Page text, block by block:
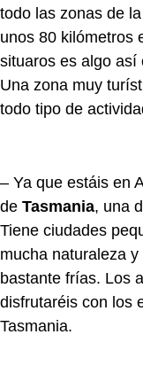
todo las zonas de la
unos 80 kilómetros
situaros es algo así
Una zona muy
todo tipo de
– Ya que estáis en
de Tasmania, una
Tiene ciudades
mucha naturaleza
bastante frías. Los
disfrutaréis con los
Tasmania.